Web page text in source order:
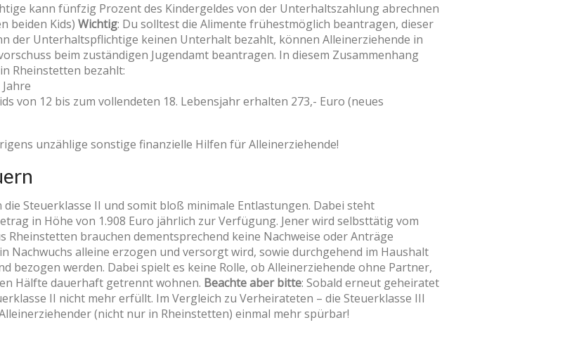
kann fünfzig Prozent des Kindergeldes von der Unterhaltszahlung abrechnen
beiden Kids) Wichtig: Du solltest die Alimente frühestmöglich beantragen, dieser
der Unterhaltspflichtige keinen Unterhalt bezahlt, können Alleinerziehende in
beim zuständigen Jugendamt beantragen. In diesem Zusammenhang
Rheinstetten bezahlt:
von 12 bis zum vollendeten 18. Lebensjahr erhalten 273,- Euro (neues
unzählige sonstige finanzielle Hilfen für Alleinerziehende!
Steuerklasse II und somit bloß minimale Entlastungen. Dabei steht
in Höhe von 1.908 Euro jährlich zur Verfügung. Jener wird selbsttätig vom
Rheinstetten brauchen dementsprechend keine Nachweise oder Anträge
Nachwuchs alleine erzogen und versorgt wird, sowie durchgehend im Haushalt
bezogen werden. Dabei spielt es keine Rolle, ob Alleinerziehende ohne Partner,
Hälfte dauerhaft getrennt wohnen. Beachte aber bitte: Sobald erneut geheiratet
II nicht mehr erfüllt. Im Vergleich zu Verheirateten – die Steuerklasse III
(nicht nur in Rheinstetten) einmal mehr spürbar!